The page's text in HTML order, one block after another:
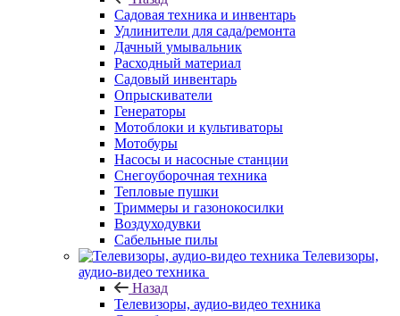
Садовая техника и инвентарь
Удлинители для сада/ремонта
Дачный умывальник
Расходный материал
Садовый инвентарь
Опрыскиватели
Генераторы
Мотоблоки и культиваторы
Мотобуры
Насосы и насосные станции
Снегоуборочная техника
Тепловые пушки
Триммеры и газонокосилки
Воздуходувки
Сабельные пилы
Телевизоры,
аудио-видео техника
Назад
Телевизоры, аудио-видео техника